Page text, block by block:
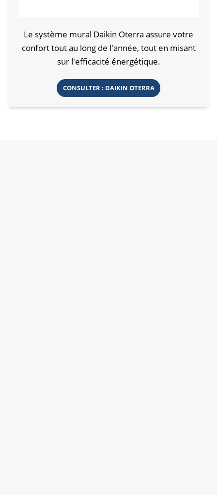
Le système mural Daikin Oterra assure votre
confort tout au long de l'année, tout en misant
sur l'efficacité énergétique.
CONSULTER : DAIKIN OTERRA